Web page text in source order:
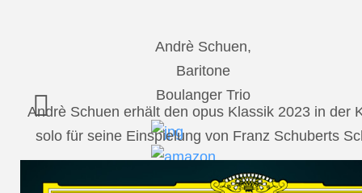
Andrè Schuen,
Baritone
Boulanger Trio
Andrè Schuen erhält den opus Klassik 2023 in der
solo für seine Einspielung von Franz Schuberts